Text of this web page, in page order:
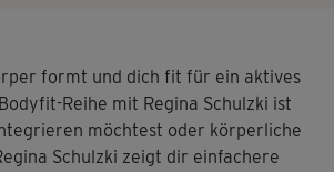
formt und dich fit für ein aktives
Reihe mit Regina Schulzki ​ist
möchtest oder körperliche
Schulzki zeigt dir einfachere